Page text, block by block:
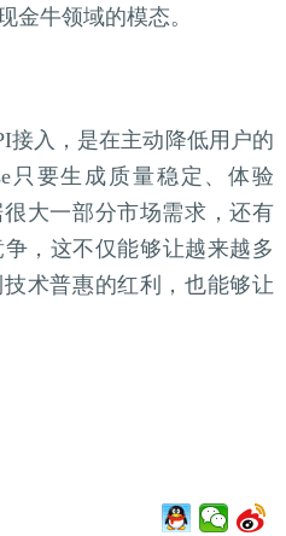
金牛领域的模态。
接入，是在主动降低用户的
只要生成质量稳定、体验
大一部分市场需求，还有
，这不仅能够让越来越多
术普惠的红利，也能够让